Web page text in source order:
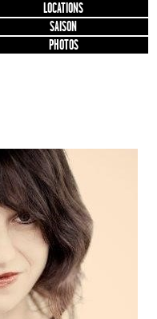
LOCATIONS
SAISON
PHOTOS